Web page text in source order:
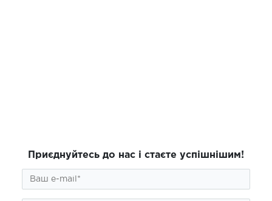
Приєднуйтесь до нас і стаєте успішнішим!